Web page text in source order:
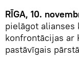
RĪGA, 10.
pielāgot
konfrontācijas ar
pastāvīgais